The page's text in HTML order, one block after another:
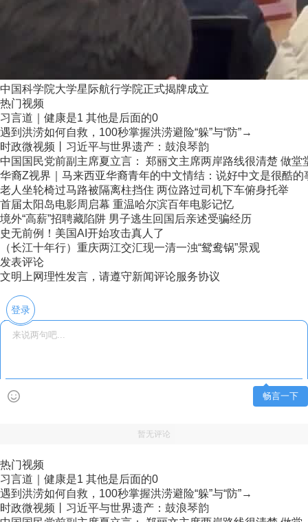
中国科学院大学星际航行学院正式揭牌成立
热门视频
习言道｜健康是1 其他是后面的0
遇到洪涝如何自救，100秒掌握洪涝避险“躲”与“防”→
时政微视频丨习近平与世界遗产：鼓浪琴韵
中国国民党前副主席夏立言： 郑丽文主席两岸路线很清楚 做堂
华裔Z视界｜马来西亚华裔青年的中文情结：说好中文是很酷的
老人坐轮椅过马路被隔离柱挡住 两位路过司机下车俯身托举
首届太阳岛电影周启幕 重温哈尔滨百年电影记忆
境外“高薪”招聘藏陷阱 男子逃生回国后亲述受骗经历
史无前例！美国AI开始攻击真人了
（长江十年行）重庆两江交汇现一清一浊“鸳鸯锅”景观
发表评论
文明上网理性发言，请遵守新闻评论服务协议
登录
畅言一下
暂无评论
热门视频
习言道｜健康是1 其他是后面的0
遇到洪涝如何自救，100秒掌握洪涝避险“躲”与“防”→
时政微视频丨习近平与世界遗产：鼓浪琴韵